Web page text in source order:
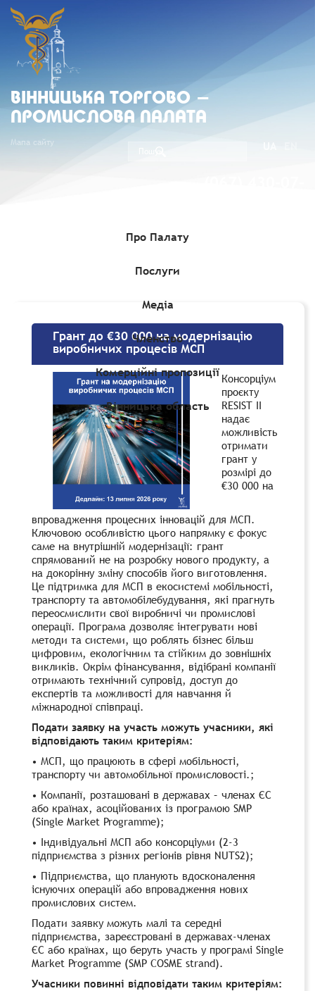
ВIННИЦЬКА ТОРГОВО -
ПРОМИСЛОВА ПАЛАТА
Мапа сайту
Про Палату
Послуги
Медіа
Членство
Комерційні пропозиції
Вінницька область
Гранти, Проєкти, Програми для бізнесу
Грант до €30 000 на модернізацію
виробничих процесів МСП
Консорціум
проєкту
RESIST II
надає
можливість
отримати
грант у
розмірі до
€30 000 на
впровадження процесних інновацій для МСП.
Ключовою особливістю цього напрямку є фокус
саме на внутрішній модернізації: грант
спрямований не на розробку нового продукту, а
на докорінну зміну способів його виготовлення.
Це підтримка для МСП в екосистемі мобільності,
транспорту та автомобілебудування, які прагнуть
переосмислити свої виробничі чи промислові
операції. Програма дозволяє інтегрувати нові
методи та системи, що роблять бізнес більш
цифровим, екологічним та стійким до зовнішніх
викликів. Окрім фінансування, відібрані компанії
отримають технічний супровід, доступ до
експертів та можливості для навчання й
міжнародної співпраці.
Подати заявку на участь можуть учасники, які
відповідають таким критеріям:
• МСП, що працюють в сфері мобільності,
транспорту чи автомобільної промисловості.;
• Компанії, розташовані в державах – членах ЄС
або країнах, асоційованих із програмою SMP
(Single Market Programme);
• Індивідуальні МСП або консорціуми (2-3
підприємства з різних регіонів рівня NUTS2);
• Підприємства, що планують вдосконалення
існуючих операцій або впровадження нових
промислових систем.
Подати заявку можуть малі та середні
підприємства, зареєстровані в державах-членах
ЄС або країнах, що беруть участь у програмі Single
Market Programme (SMP COSME strand).
Учасники повинні відповідати таким критеріям: